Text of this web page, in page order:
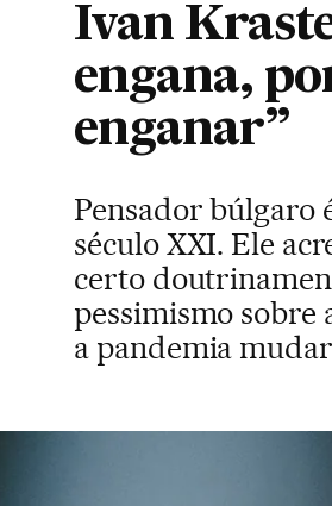
Ivan
engana,
enganar”
Pensador búlgaro
século XXI. Ele
certo
pessimismo sobre
a pandemia